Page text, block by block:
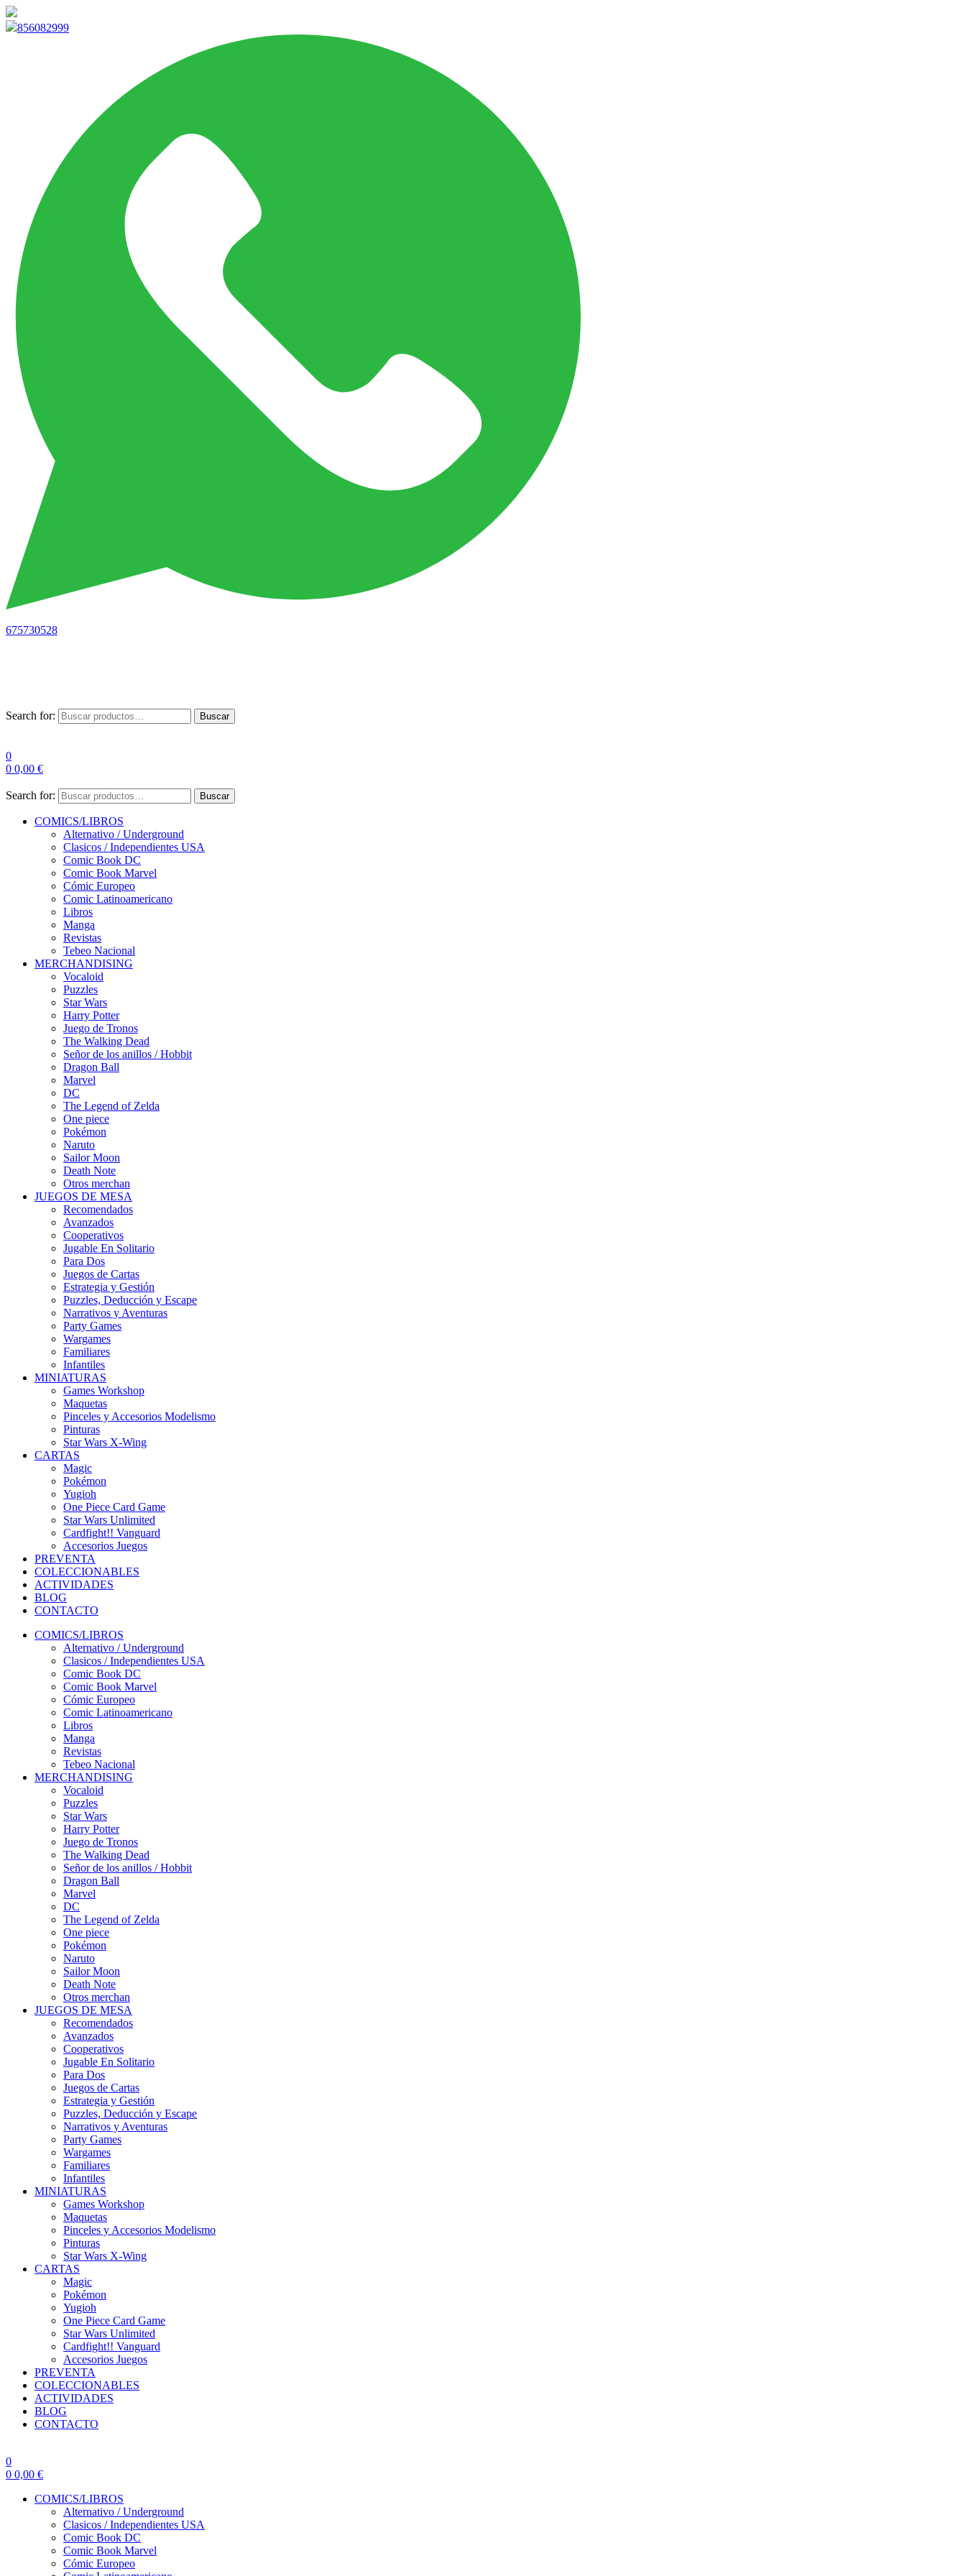
856082999
675730528
Search for: Buscar
0
0 0,00 €
Search for: Buscar
COMICS/LIBROS
Alternativo / Underground
Clasicos / Independientes USA
Comic Book DC
Comic Book Marvel
Cómic Europeo
Comic Latinoamericano
Libros
Manga
Revistas
Tebeo Nacional
MERCHANDISING
Vocaloid
Puzzles
Star Wars
Harry Potter
Juego de Tronos
The Walking Dead
Señor de los anillos / Hobbit
Dragon Ball
Marvel
DC
The Legend of Zelda
One piece
Pokémon
Naruto
Sailor Moon
Death Note
Otros merchan
JUEGOS DE MESA
Recomendados
Avanzados
Cooperativos
Jugable En Solitario
Para Dos
Juegos de Cartas
Estrategia y Gestión
Puzzles, Deducción y Escape
Narrativos y Aventuras
Party Games
Wargames
Familiares
Infantiles
MINIATURAS
Games Workshop
Maquetas
Pinceles y Accesorios Modelismo
Pinturas
Star Wars X-Wing
CARTAS
Magic
Pokémon
Yugioh
One Piece Card Game
Star Wars Unlimited
Cardfight!! Vanguard
Accesorios Juegos
PREVENTA
COLECCIONABLES
ACTIVIDADES
BLOG
CONTACTO
COMICS/LIBROS
Alternativo / Underground
Clasicos / Independientes USA
Comic Book DC
Comic Book Marvel
Cómic Europeo
Comic Latinoamericano
Libros
Manga
Revistas
Tebeo Nacional
MERCHANDISING
Vocaloid
Puzzles
Star Wars
Harry Potter
Juego de Tronos
The Walking Dead
Señor de los anillos / Hobbit
Dragon Ball
Marvel
DC
The Legend of Zelda
One piece
Pokémon
Naruto
Sailor Moon
Death Note
Otros merchan
JUEGOS DE MESA
Recomendados
Avanzados
Cooperativos
Jugable En Solitario
Para Dos
Juegos de Cartas
Estrategia y Gestión
Puzzles, Deducción y Escape
Narrativos y Aventuras
Party Games
Wargames
Familiares
Infantiles
MINIATURAS
Games Workshop
Maquetas
Pinceles y Accesorios Modelismo
Pinturas
Star Wars X-Wing
CARTAS
Magic
Pokémon
Yugioh
One Piece Card Game
Star Wars Unlimited
Cardfight!! Vanguard
Accesorios Juegos
PREVENTA
COLECCIONABLES
ACTIVIDADES
BLOG
CONTACTO
0
0 0,00 €
COMICS/LIBROS
Alternativo / Underground
Clasicos / Independientes USA
Comic Book DC
Comic Book Marvel
Cómic Europeo